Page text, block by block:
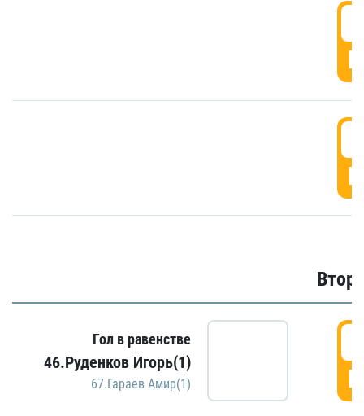
Гол в равенстве
46.Руденков Игорь(1)
67.Гараев Амир(1)